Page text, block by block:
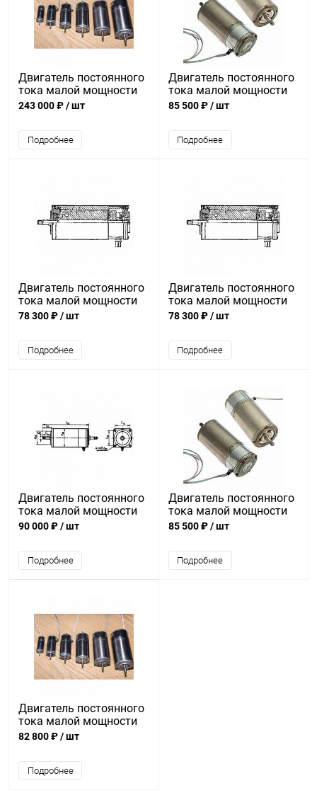
Двигатель постоянного
тока малой мощности
ДПР-72-Ф1-03М-1
243 000 ₽/ шт
Подробнее
Двигатель постоянного
тока малой мощности
ДПР-52-Н1-07
85 500 ₽/ шт
Подробнее
Двигатель постоянного
тока малой мощности
ДПР-42-Н1-05
78 300 ₽/ шт
Подробнее
Двигатель постоянного
тока малой мощности
ДПР-42-Н1-01
78 300 ₽/ шт
Подробнее
Двигатель постоянного
тока малой мощности
ДПР-62-Н5-21
90 000 ₽/ шт
Подробнее
Двигатель постоянного
тока малой мощности
ДПР-52-Ф1-07А
85 500 ₽/ шт
Подробнее
Двигатель постоянного
тока малой мощности
ДПР-2-Н2-13
82 800 ₽/ шт
Подробнее